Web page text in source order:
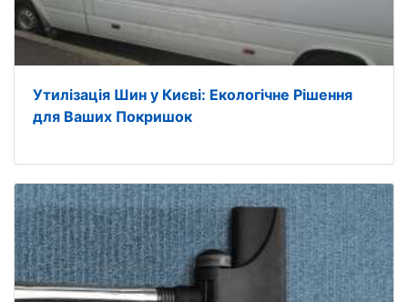
Утилізація Шин у Києві: Екологічне Рішення
для Ваших Покришок